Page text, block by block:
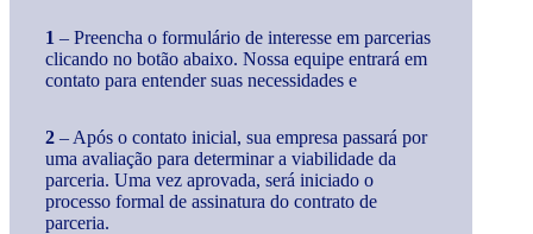
1 – Preencha o formulário de interesse em parcerias
clicando no botão abaixo. Nossa equipe entrará em
contato para entender suas necessidades e
2 – Após o contato inicial, sua empresa passará por
uma avaliação para determinar a viabilidade da
parceria. Uma vez aprovada, será iniciado o
processo formal de assinatura do contrato de
parceria.